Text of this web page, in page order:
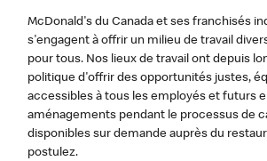
McDonald's du Canada et ses franchisés
s'engagent à offrir un milieu de travail
pour tous. Nos lieux de travail ont depuis
politique d'offrir des opportunités justes,
accessibles à tous les employés et futurs
aménagements pendant le processus de
disponibles sur demande auprès du
postulez.